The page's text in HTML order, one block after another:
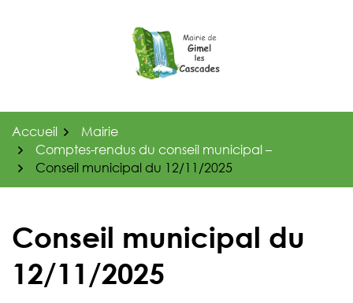
Accueil
Mairie
Comptes-rendus du conseil municipal –
Conseil municipal du 12/11/2025
Conseil municipal du
12/11/2025